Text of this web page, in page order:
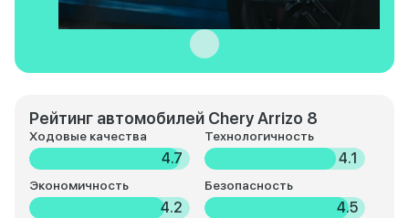
Рейтинг автомобилей Chery Arrizo 8
Ходовые качества
4.7
Технологичность
4.1
Экономичность
4.2
Безопасность
4.5